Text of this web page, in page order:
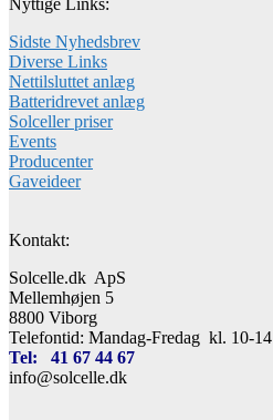
Sidste Nyhedsbrev
Diverse Links
Nettilsluttet anlæg
Batteridrevet anlæg
Solceller priser
Events
Producenter
Gaveideer
Kontakt:
Solcelle.dk ApS
Mellemhøjen 5
8800 Viborg
Telefontid: Mandag-Fredag kl. 10-14
Tel: 41 67 44 67
info@solcelle.dk